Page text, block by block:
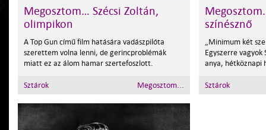
Megosztom… Szécsi Zoltán,
olimpikon
A Top Gun című film hatására vadászpilóta
szerettem volna lenni, de gerincproblémák
miatt ez az álom hamar szertefoszlott.
Sztárok Megosztom...
színésznő
„Minimum két
Egyszerre vagyok
anya, hétköznapi
Sztárok